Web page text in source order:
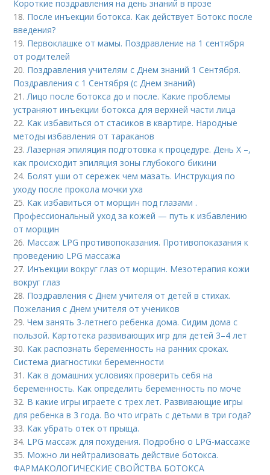
Короткие поздравления на день знаний в прозе
18. После инъекции ботокса. Как действует Ботокс после
введения?
19. Первоклашке от мамы. Поздравление на 1 сентября
от родителей
20. Поздравления учителям с Днем знаний 1 Сентября.
Поздравления с 1 Сентября (с Днем знаний)
21.Лицо после ботокса до и после. Какие проблемы
устраняют инъекции ботокса для верхней части лица
22. Как избавиться от стасиков в квартире. Народные
методы избавления от тараканов
23.Лазерная эпиляция подготовка к процедуре. День Х –,
как происходит эпиляция зоны глубокого бикини
24. Болят уши от сережек чем мазать. Инструкция по
уходу после прокола мочки уха
25. Как избавиться от морщин под глазами .
Профессиональный уход за кожей — путь к избавлению
от морщин
26. Массаж LPG противопоказания. Противопоказания к
проведению LPG массажа
27. Инъекции вокруг глаз от морщин. Мезотерапия кожи
вокруг глаз
28. Поздравления с Днем учителя от детей в стихах.
Пожелания с Днем учителя от учеников
29.Чем занять 3-летнего ребенка дома. Сидим дома с
пользой. Картотека развивающих игр для детей 3–4 лет
30. Как распознать беременность на ранних сроках.
Система диагностики беременности
31. Как в домашних условиях проверить себя на
беременность. Как определить беременность по моче
32. В какие игры играете с трех лет. Развивающие игры
для ребенка в 3 года. Во что играть с детьми в три года?
33. Как убрать отек от прыща.
34. LPG массаж для похудения. Подробно о LPG-массаже
35. Можно ли нейтрализовать действие ботокса.
ФАРМАКОЛОГИЧЕСКИЕ СВОЙСТВА БОТОКСА